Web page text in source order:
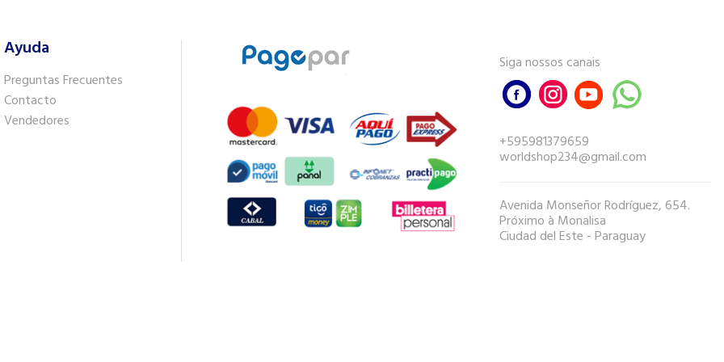
Ayuda
Preguntas Frecuentes
Contacto
Vendedores
Siga nossos canais
+595981379659
worldshop234@gmail.com
Avenida Monseñor Rodríguez, 654.
Próximo à Monalisa
Ciudad del Este - Paraguay